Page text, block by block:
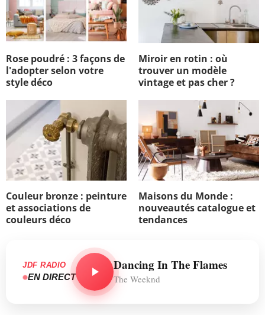
Rose poudré : 3 façons de
l'adopter selon votre
style déco
Miroir en rotin : où
trouver un modèle
vintage et pas cher ?
Couleur bronze : peinture
et associations de
couleurs déco
Maisons du Monde :
nouveautés catalogue et
tendances
JDF RADIO
EN DIRECT
Dancing In The Flames
The Weeknd